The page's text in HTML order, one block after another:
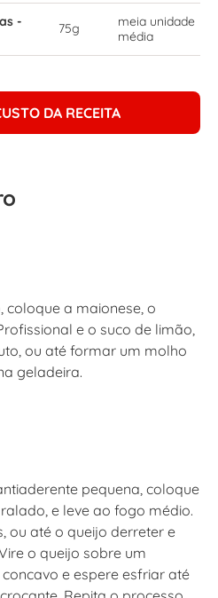
-
75g
meia unidade
média
DA RECEITA
coloque a maionese, o
e o suco de limão,
ou até formar um molho
geladeira.
pequena, coloque
e leve ao fogo médio.
ou até o queijo derreter e
o queijo sobre um
e espere esfriar até